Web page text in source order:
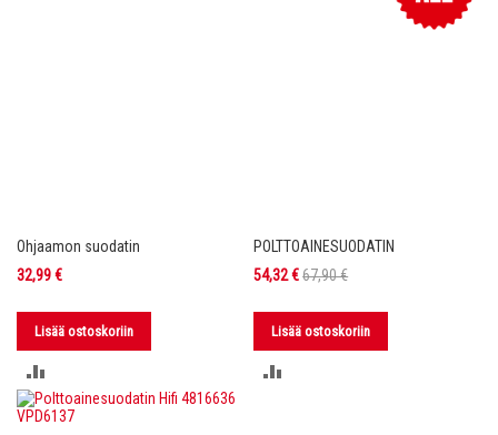
Ohjaamon suodatin
32,99 €
Lisää ostoskoriin
VERTAILUUN
POLTTOAINESUODATIN
Tarjoushinta
54,32 €67,90 €
Lisää ostoskoriin